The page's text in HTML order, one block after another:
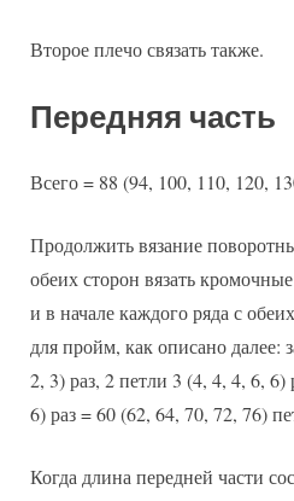
Второе плечо связать также.
Передняя часть
Всего = 88 (94, 100, 110, 120,
Продолжить вязание
обеих сторон вязать
и в начале каждого ряда с
для пройм, как описано далее:
2, 3) раз, 2 петли 3 (4, 4, 4, 6,
6) раз = 60 (62, 64, 70, 72, 76)
Когда длина передней части